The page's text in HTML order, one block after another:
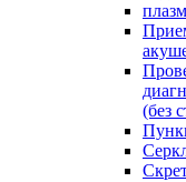
(без